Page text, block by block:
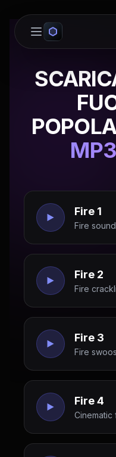
Open main menu
Fire 1
Fire sound
Fire 2
Fire
Fire 3
Fire
Fire 4
Cinematic